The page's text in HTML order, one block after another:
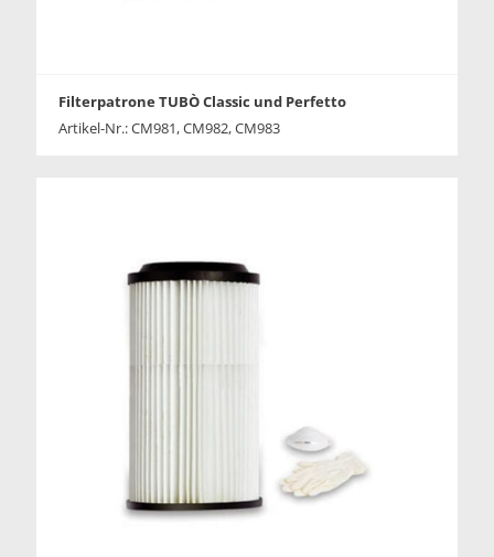
Filterpatrone TUBÒ Classic und Perfetto
Artikel-Nr.: CM981, CM982, CM983